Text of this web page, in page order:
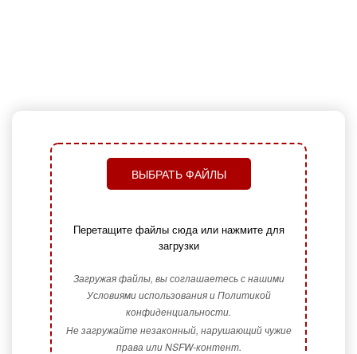
ВЫБРАТЬ ФАЙЛЫ
Перетащите файлы сюда или нажмите для
загрузки
Загружая файлы, вы соглашаетесь с нашими
Условиями использования и Политикой
конфиденциальности.
Не загружайте незаконный, нарушающий чужие
права или NSFW-контент.